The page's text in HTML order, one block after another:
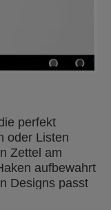
perfekt
oder Listen
Zettel am
aufbewahrt
Designs passt